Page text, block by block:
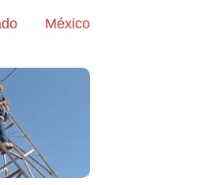
México